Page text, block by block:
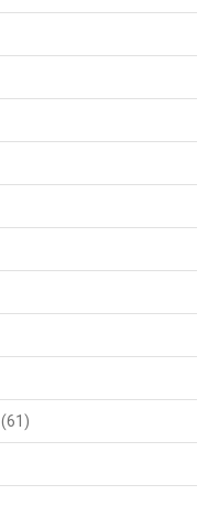
(61)